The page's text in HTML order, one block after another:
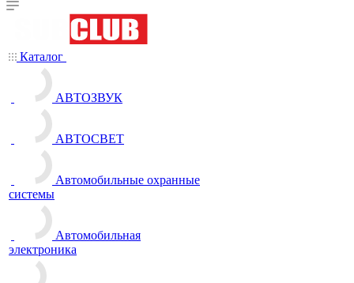
Каталог
АВТОЗВУК
АВТОСВЕТ
Автомобильные охранные
системы
Автомобильная
электроника